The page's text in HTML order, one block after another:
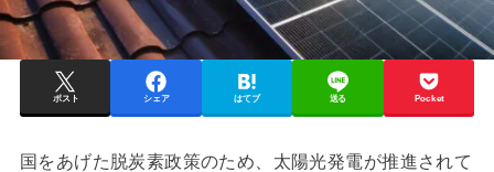
ポスト シェア はてブ 送る Pocket
国をあげた脱炭素政策のため、太陽光発電が推進されて